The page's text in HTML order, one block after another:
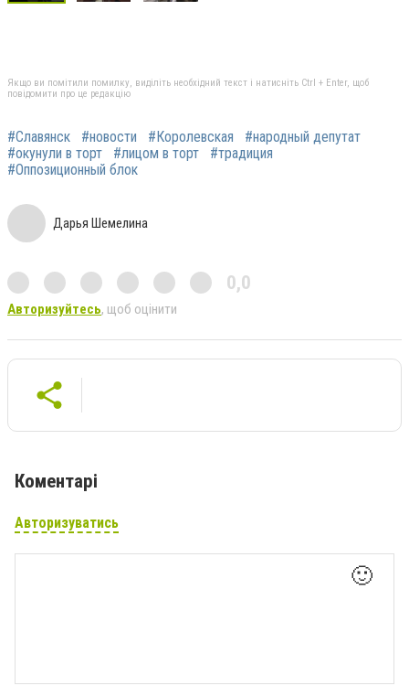
Якщо ви помітили помилку, виділіть необхідний текст і натисніть Ctrl + Enter, щоб
повідомити про це редакцію
#Славянск #новости #Королевская
#народный депутат
#окунули в торт
#лицом в торт
#традиция
#Оппозиционный блок
Дарья Шемелина
0,0
Авторизуйтесь, щоб оцінити
Коментарі
Авторизуватись
🙂